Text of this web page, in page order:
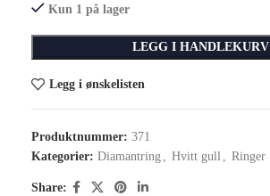
Kun 1 på lager
LEGG I HANDLEKURV
Legg i ønskelisten
Produktnummer: 371
Kategorier: Diamantring , Hvitt gull , Ringer
Share: